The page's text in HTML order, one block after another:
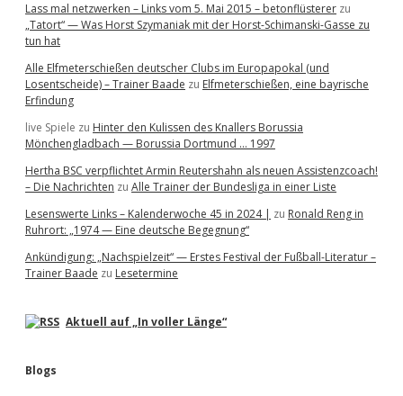
Lass mal netzwerken – Links vom 5. Mai 2015 – betonflüsterer zu
„Tatort“ — Was Horst Szymaniak mit der Horst-Schimanski-Gasse zu
tun hat
Alle Elfmeterschießen deutscher Clubs im Europapokal (und
Losentscheide) – Trainer Baade zu Elfmeterschießen, eine bayrische
Erfindung
live Spiele zu Hinter den Kulissen des Knallers Borussia
Mönchengladbach — Borussia Dortmund … 1997
Hertha BSC verpflichtet Armin Reutershahn als neuen Assistenzcoach!
– Die Nachrichten zu Alle Trainer der Bundesliga in einer Liste
Lesenswerte Links – Kalenderwoche 45 in 2024 | zu Ronald Reng in
Ruhrort: „1974 — Eine deutsche Begegnung“
Ankündigung: „Nachspielzeit“ — Erstes Festival der Fußball-Literatur –
Trainer Baade zu Lesetermine
Aktuell auf „In voller Länge“
Blogs